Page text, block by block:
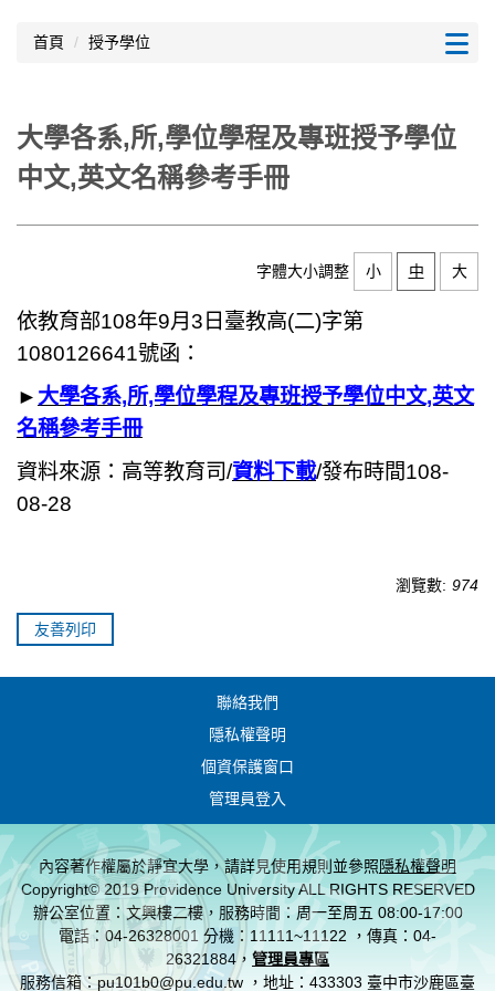
容
區
首頁 授予學位
大學各系,所,學位學程及專班授予學位
中文,英文名稱參考手冊
字體大小調整 小 中 大
依教育部108年9月3日臺教高(二)字第
1080126641號函：
► 大學各系,所,學位學程及專班授予學位中文,英文
名稱參考手冊
資料來源：高等教育司/資料下載/發布時間108-
08-28
瀏覽數: 974
友善列印
聯絡我們
隱私權聲明
個資保護窗口
管理員登入
內容著作權屬於靜宜大學，請詳見使用規則並參照隱私權聲明
Copyright© 2019 Providence University ALL RIGHTS RESERVED
辦公室位置：文興樓二樓，服務時間：周一至周五 08:00-17:00
電話：04-26328001 分機：11111~11122 ，傳真：04-
26321884， 管理員專區
服務信箱：pu101b0@pu.edu.tw ，地址：433303 臺中市沙鹿區臺